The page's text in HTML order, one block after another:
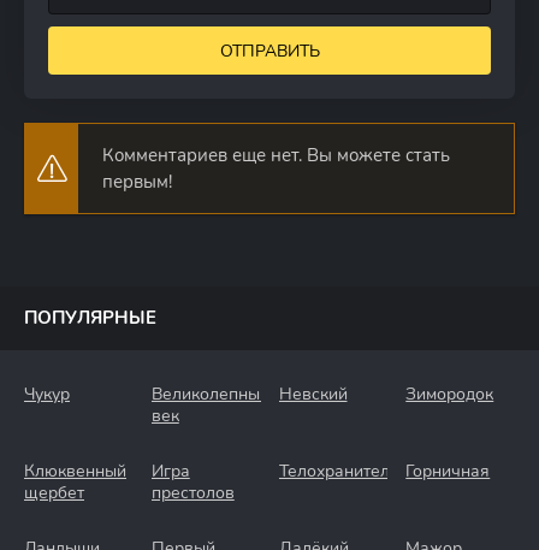
ОТПРАВИТЬ
Комментариев еще нет. Вы можете стать
первым!
ПОПУЛЯРНЫЕ
Чукур
Великолепный
век
Невский Зимородок
Клюквенный
щербет
Игра
престолов
Телохранители Горничная